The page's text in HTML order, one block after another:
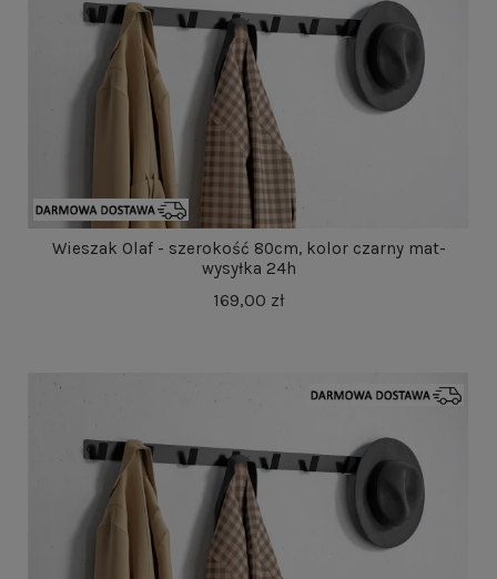
Wieszak Olaf - szerokość 80cm, kolor czarny mat-
wysyłka 24h
169,00 zł